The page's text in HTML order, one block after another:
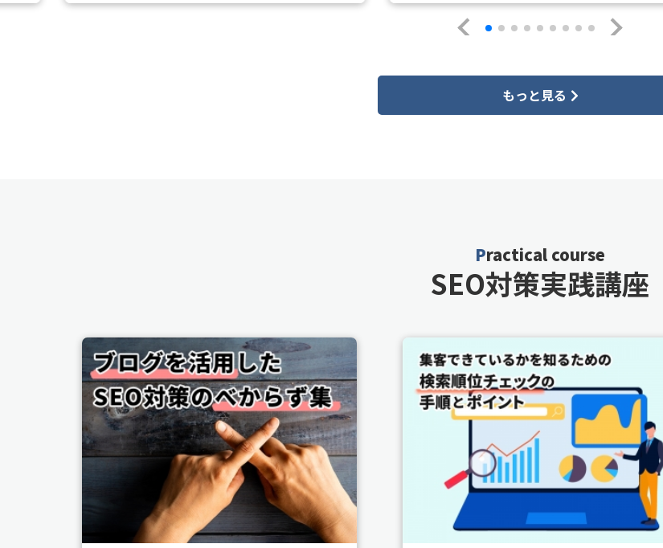
もっと見る
Practical course
SEO対策実践講座